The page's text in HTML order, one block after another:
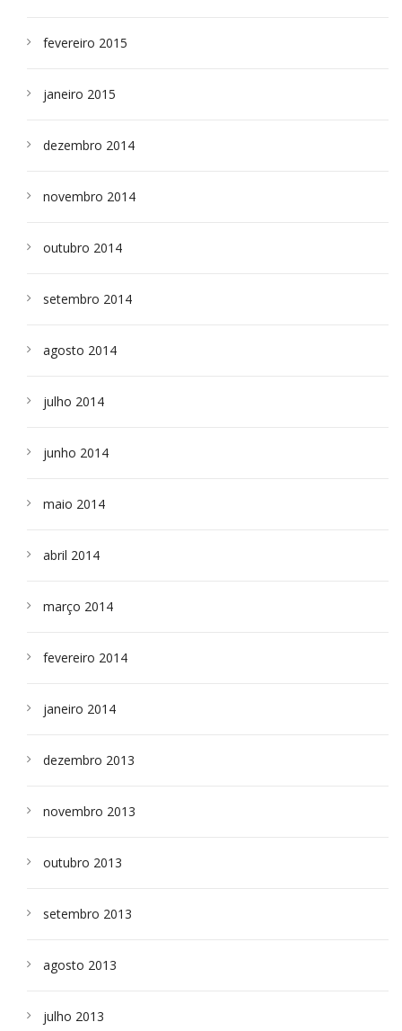
fevereiro 2015
janeiro 2015
dezembro 2014
novembro 2014
outubro 2014
setembro 2014
agosto 2014
julho 2014
junho 2014
maio 2014
abril 2014
março 2014
fevereiro 2014
janeiro 2014
dezembro 2013
novembro 2013
outubro 2013
setembro 2013
agosto 2013
julho 2013